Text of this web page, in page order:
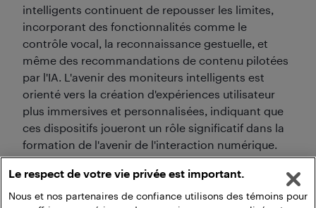
intelligents continuent de repousser les limites,
incorporant des fonctionnalités comme le
contrôle vocal, la reconnaissance gestuelle, et
même des recommandations de contenu pilotées
par l'IA. L'avenir des moniteurs intelligents est
orienté vers la création d'expériences utilisateur
plus immersives et personnalisées, indiquant que
ces dispositifs joueront un rôle significatif dans la
formation de l'avenir de l'interaction numérique.
Le respect de votre vie privée est important.
Nous et nos partenaires de confiance utilisons des témoins pour